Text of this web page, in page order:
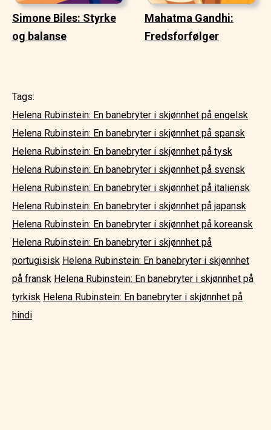
Simone Biles: Styrke
og balanse
Mahatma Gandhi:
Fredsforfølger
Tags:
Helena Rubinstein: En banebryter i skjønnhet på engelsk
Helena Rubinstein: En banebryter i skjønnhet på spansk
Helena Rubinstein: En banebryter i skjønnhet på tysk
Helena Rubinstein: En banebryter i skjønnhet på svensk
Helena Rubinstein: En banebryter i skjønnhet på italiensk
Helena Rubinstein: En banebryter i skjønnhet på japansk
Helena Rubinstein: En banebryter i skjønnhet på koreansk
Helena Rubinstein: En banebryter i skjønnhet på
portugisisk Helena Rubinstein: En banebryter i skjønnhet
på fransk Helena Rubinstein: En banebryter i skjønnhet på
tyrkisk Helena Rubinstein: En banebryter i skjønnhet på
hindi